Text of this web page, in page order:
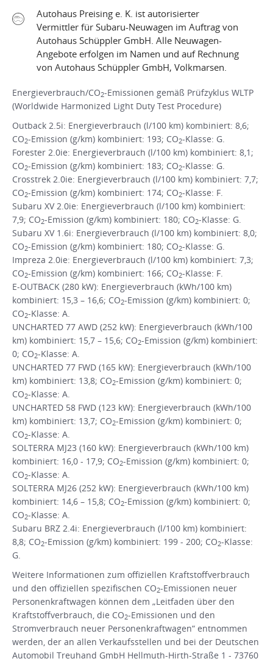
Autohaus Preising e. K. ist autorisierter
Vermittler für Subaru-Neuwagen im Auftrag von
Autohaus Schüppler GmbH. Alle Neuwagen-
Angebote erfolgen im Namen und auf Rechnung
von Autohaus Schüppler GmbH, Volkmarsen.
Energieverbrauch/CO2-Emissionen gemäß Prüfzyklus WLTP
(Worldwide Harmonized Light Duty Test Procedure)
Outback 2.5i: Energieverbrauch (l/100 km) kombiniert: 8,6;
CO2-Emission (g/km) kombiniert: 193; CO2-Klasse: G.
Forester 2.0ie: Energieverbrauch (l/100 km) kombiniert: 8,1;
CO2-Emission (g/km) kombiniert: 183; CO2-Klasse: G.
Crosstrek 2.0ie: Energieverbrauch (l/100 km) kombiniert: 7,7;
CO2-Emission (g/km) kombiniert: 174; CO2-Klasse: F.
Subaru XV 2.0ie: Energieverbrauch (l/100 km) kombiniert:
7,9; CO2-Emission (g/km) kombiniert: 180; CO2-Klasse: G.
Subaru XV 1.6i: Energieverbrauch (l/100 km) kombiniert: 8,0;
CO2-Emission (g/km) kombiniert: 180; CO2-Klasse: G.
Impreza 2.0ie: Energieverbrauch (l/100 km) kombiniert: 7,3;
CO2-Emission (g/km) kombiniert: 166; CO2-Klasse: F.
E-OUTBACK (280 kW): Energieverbrauch (kWh/100 km)
kombiniert: 15,3 – 16,6; CO2-Emission (g/km) kombiniert: 0;
CO2-Klasse: A.
UNCHARTED 77 AWD (252 kW): Energieverbrauch (kWh/100
km) kombiniert: 15,7 – 15,6; CO2-Emission (g/km) kombiniert:
0; CO2-Klasse: A.
UNCHARTED 77 FWD (165 kW): Energieverbrauch (kWh/100
km) kombiniert: 13,8; CO2-Emission (g/km) kombiniert: 0;
CO2-Klasse: A.
UNCHARTED 58 FWD (123 kW): Energieverbrauch (kWh/100
km) kombiniert: 13,7; CO2-Emission (g/km) kombiniert: 0;
CO2-Klasse: A.
SOLTERRA MJ23 (160 kW): Energieverbrauch (kWh/100 km)
kombiniert: 16,0 - 17,9; CO2-Emission (g/km) kombiniert: 0;
CO2-Klasse: A.
SOLTERRA MJ26 (252 kW): Energieverbrauch (kWh/100 km)
kombiniert: 14,6 – 15,8; CO2-Emission (g/km) kombiniert: 0;
CO2-Klasse: A.
Subaru BRZ 2.4i: Energieverbrauch (l/100 km) kombiniert:
8,8; CO2-Emission (g/km) kombiniert: 199 - 200; CO2-Klasse:
G.
Weitere Informationen zum offiziellen Kraftstoffverbrauch
und den offiziellen spezifischen CO2-Emissionen neuer
Personenkraftwagen können dem „Leitfaden über den
Kraftstoffverbrauch, die CO2-Emissionen und den
Stromverbrauch neuer Personenkraftwagen“ entnommen
werden, der an allen Verkaufsstellen und bei der Deutschen
Automobil Treuhand GmbH Hellmuth-Hirth-Straße 1 - 73760